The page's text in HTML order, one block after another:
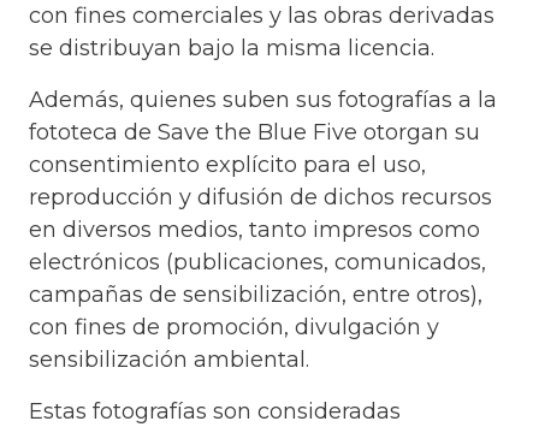
con fines comerciales y las obras derivadas
se distribuyan bajo la misma licencia.
Además, quienes suben sus fotografías a la
fototeca de Save the Blue Five otorgan su
consentimiento explícito para el uso,
reproducción y difusión de dichos recursos
en diversos medios, tanto impresos como
electrónicos (publicaciones, comunicados,
campañas de sensibilización, entre otros),
con fines de promoción, divulgación y
sensibilización ambiental.
Estas fotografías son consideradas